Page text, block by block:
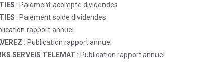
: Paiement acompte dividendes
: Paiement solde dividendes
rapport annuel
: Publication rapport annuel
SERVEIS TELEMAT : Publication rapport annuel